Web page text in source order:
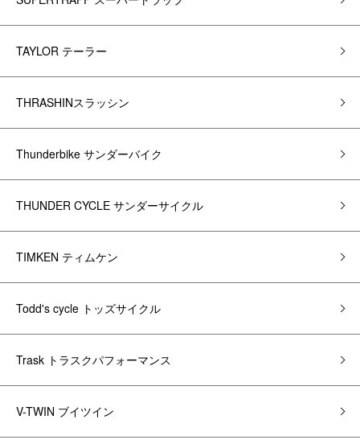
TAYLOR テーラー
THRASHINスラッシン
Thunderbike サンダーバイク
THUNDER CYCLE サンダーサイクル
TIMKEN ティムケン
Todd's cycle トッズサイクル
Trask トラスクパフォーマンス
V-TWIN ブイツイン